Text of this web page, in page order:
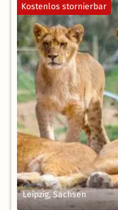
Kostenlos stornierbar
Leipzig, Sachsen